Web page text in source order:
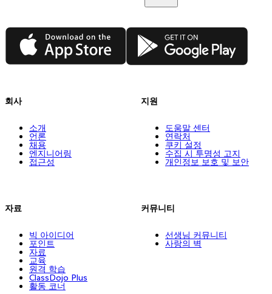
App Store Google Play
회사
소개
언론
채용
엔지니어링
접근성
자료
빅 아이디어
포인트
자료
교육
원격 학습
ClassDojo Plus
활동 코너
지원
도움말 센터
연락처
쿠키 설정
수집 시 투명성 고지
개인정보 보호 및 보안
커뮤니티
선생님 커뮤니티
사랑의 벽